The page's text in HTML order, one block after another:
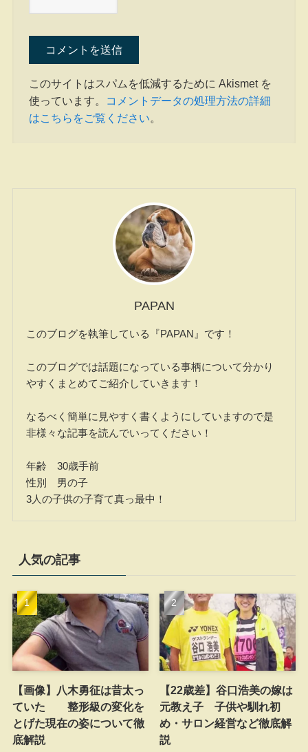
このサイトはスパムを低減するために Akismet を
使っています。
コメントデータの処理方法の詳細
はこちらをご覧ください。
PAPAN
このブログを執筆している『PAPAN』です！
このブログでは話題になっている事柄について分かり
やすくまとめてご紹介していきます！
なるべく簡単に見やすく書くようにしていますので是
非様々な記事を読んでいってください！
年齢 30歳手前
性別 男の子
3人の子供の子育て真っ最中！
人気の記事
【画像】八木勇征は昔太っ
ていた 整形級の変化を
とげた現在の姿について徹
底解説
【22歳差】谷口浩美の嫁は
元教え子 子供や馴れ初
め・サロン経営など徹底解
説